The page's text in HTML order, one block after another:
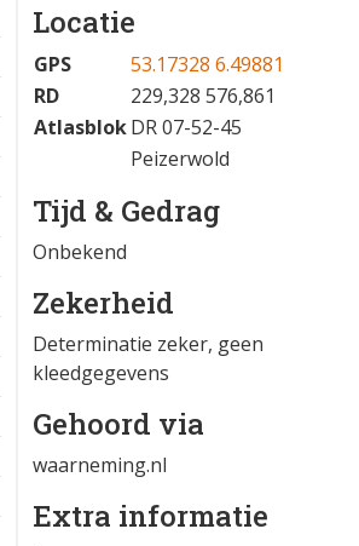
Locatie
GPS
53.17328 6.49881
RD
229,328 576,861
AtlasblokDR 07-52-45
Peizerwold
Tijd & Gedrag
Onbekend
Zekerheid
Determinatie zeker, geen
kleedgegevens
Gehoord via
waarneming.nl
Extra informatie